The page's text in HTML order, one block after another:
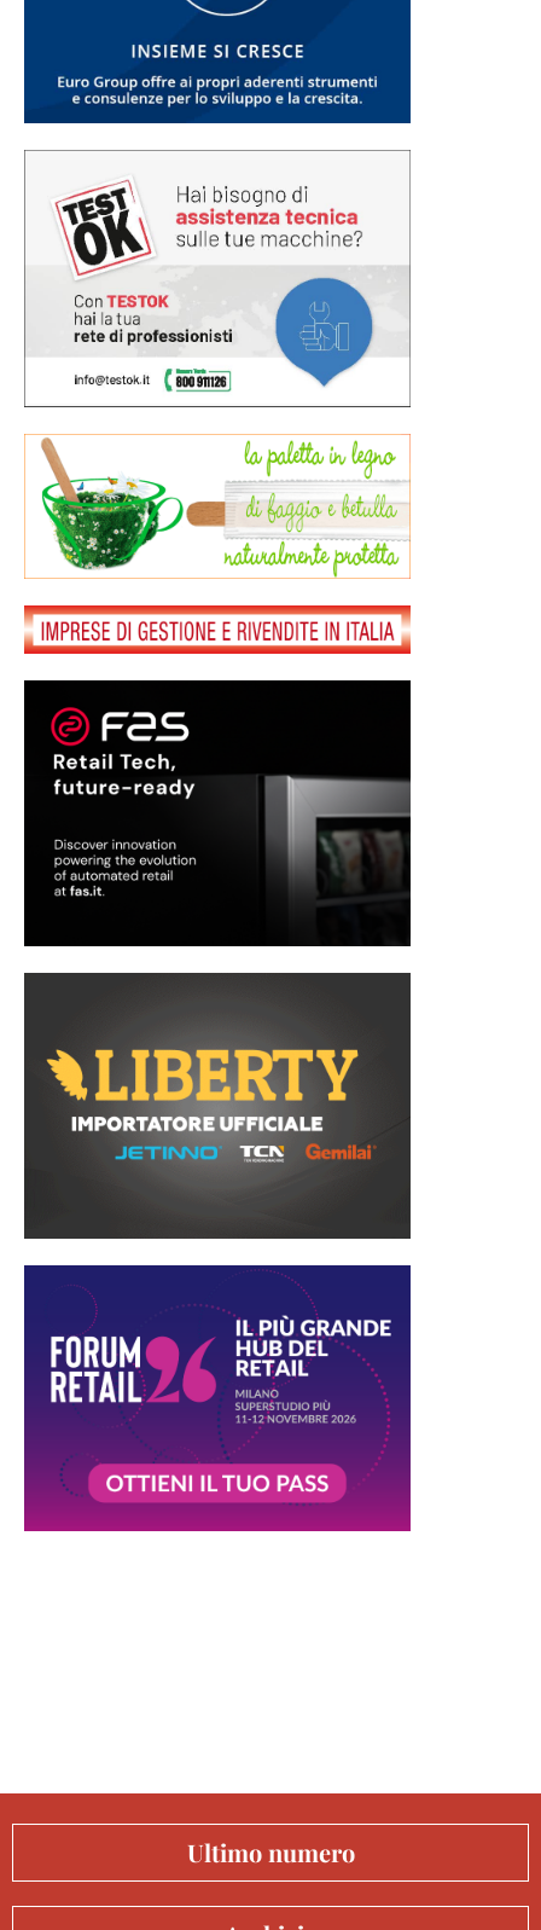
Ultimo numero